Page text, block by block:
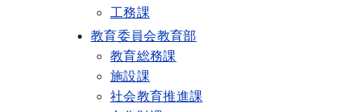
工務課
教育委員会教育部
教育総務課
施設課
社会教育推進課